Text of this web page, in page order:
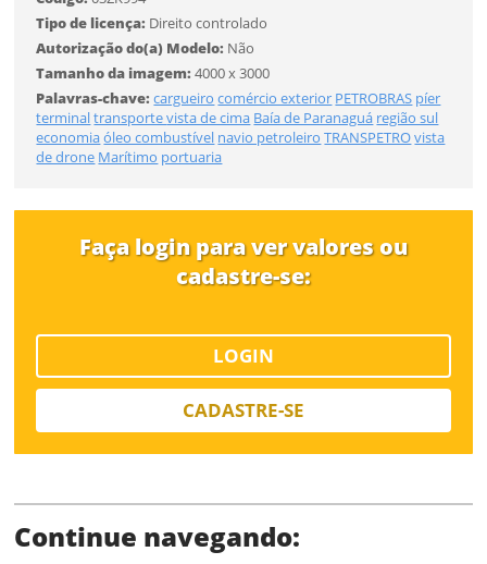
Tipo de licença: Direito controlado
Autorização do(a) Modelo: Não
Tamanho da imagem:4000 x 3000
Palavras-chave:cargueiro comércio exterior PETROBRAS píer
terminaltransportevista de cima Baía de Paranaguá região sul
economiaóleo combustível navio petroleiro TRANSPETROvista
de drone Marítimo portuaria
Faça login para ver valores ou
cadastre-se:
LOGIN
CADASTRE-SE
Continue navegando:
Tamanho
FINALIZAR
Desejo receber novidades sobre a Pulsar Imagens
Li e concordo com os Termos de Uso do site
CADASTRAR
Já tem uma conta?
ENTRAR
Tipo de download